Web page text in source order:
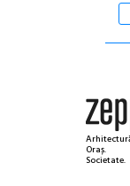
Oraș.
Societate.